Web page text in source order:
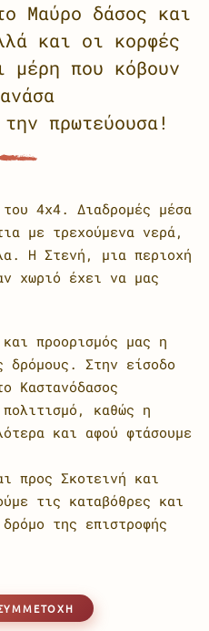
Μαύρο δάσος και
και οι κορφές
μέρη που κόβουν
πρωτεύουσα!
4x4. Διαδρομές μέσα
με τρεχούμενα νερά,
Η Στενή, μια περιοχή
χωριό έχει να μας
προορισμός μας η
δρόμους. Στην είσοδο
Καστανόδασος
καθώς η
και αφού φτάσουμε
προς Σκοτεινή και
τις καταβόθρες και
της επιστροφής